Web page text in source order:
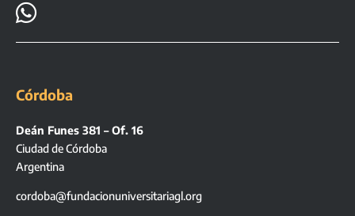

Córdoba
Deán Funes 381 – Of. 16
Ciudad de Córdoba
Argentina
cordoba@fundacionuniversitariagl.org